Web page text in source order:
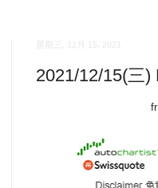
2021/12/15(三)